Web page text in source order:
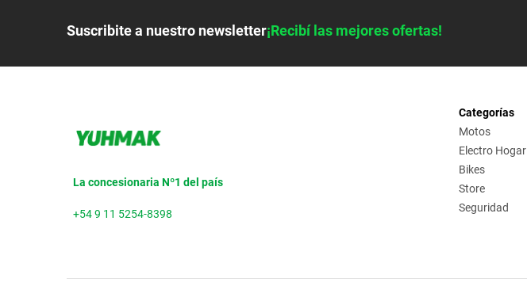
Suscribite a nuestro newsletter¡Recibí las mejores ofertas!
La concesionaria Nº1 del país
+54 9 11 5254-8398
Categorías
Motos
Electro Hogar
Bikes
Store
Seguridad